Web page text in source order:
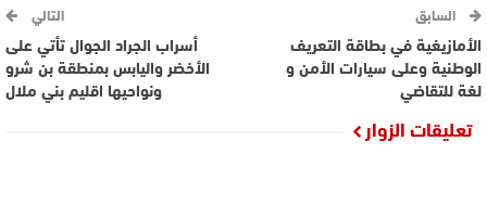
السابق
الأمازيغية في بطاقة التعريف
الوطنية وعلى سيارات الأمن و
لغة للتقاضي
التالي
أسراب الجراد الجوال تأتي على
الأخضر واليابس بمنطقة بن شرو
ونواحيها اقليم بني ملال
تعليقات الزوار